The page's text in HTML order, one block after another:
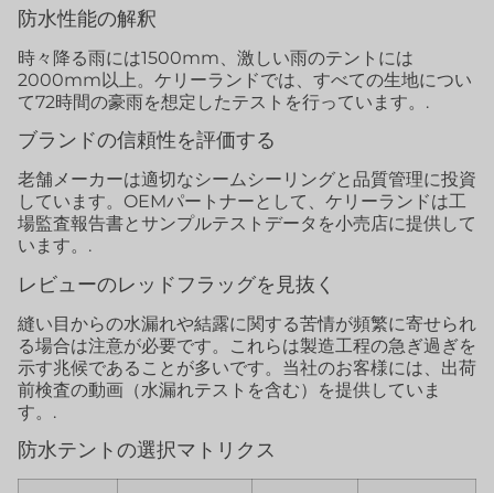
防水性能の解釈
時々降る雨には1500mm、激しい雨のテントには
2000mm以上。ケリーランドでは、すべての生地につい
て72時間の豪雨を想定したテストを行っています。.
ブランドの信頼性を評価する
老舗メーカーは適切なシームシーリングと品質管理に投資
しています。OEMパートナーとして、ケリーランドは工
場監査報告書とサンプルテストデータを小売店に提供して
います。.
レビューのレッドフラッグを見抜く
縫い目からの水漏れや結露に関する苦情が頻繁に寄せられ
る場合は注意が必要です。これらは製造工程の急ぎ過ぎを
示す兆候であることが多いです。当社のお客様には、出荷
前検査の動画（水漏れテストを含む）を提供していま
す。.
防水テントの選択マトリクス